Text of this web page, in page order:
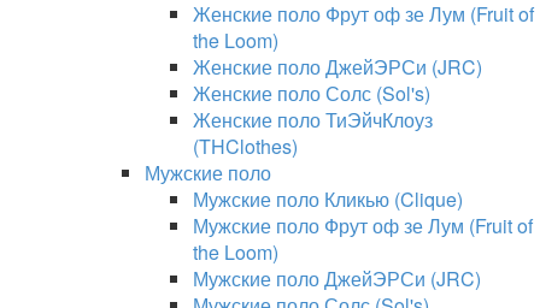
Женские поло Фрут оф зе Лум (Fruit of
the Loom)
Женские поло ДжейЭРСи (JRC)
Женские поло Солс (Sol's)
Женские поло ТиЭйчКлоуз
(THClothes)
Мужские поло
Мужские поло Кликью (Clique)
Мужские поло Фрут оф зе Лум (Fruit of
the Loom)
Мужские поло ДжейЭРСи (JRC)